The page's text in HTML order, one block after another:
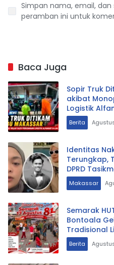
Simpan nama, email,
peramban ini untuk
Baca Juga
Sopir Truk
akibat
Logistik
Berita
Identitas
Terungkap,
DPRD
Makassar
Semarak
Bontoala
Tradisional
Berita